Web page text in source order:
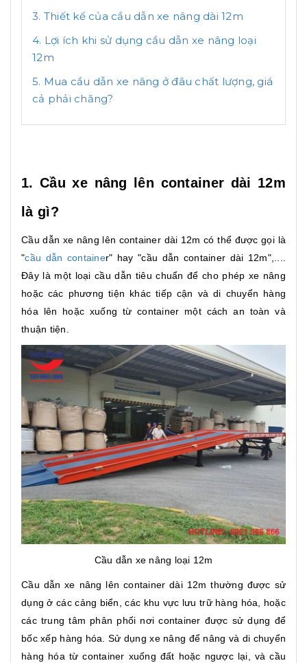
3. Thiết kế của cầu dẫn xe nâng dài 12m
4. Lợi ích khi sử dụng cầu dẫn xe nâng loại
12m
5. Mua cầu dẫn xe nâng ở đâu chất lượng, giá
cả phải chăng?
1. Cầu xe nâng lên container dài 12m
là gì?
Cầu dẫn xe nâng lên container dài 12m có thể được gọi là
"cầu dẫn container" hay "cầu dẫn container dài 12m",....
Đây là một loại cầu dẫn tiêu chuẩn để cho phép xe nâng
hoặc các phương tiện khác tiếp cận và di chuyển hàng
hóa lên hoặc xuống từ container một cách an toàn và
thuận tiện.
Cầu dẫn xe nâng loại 12m
Cầu dẫn xe nâng lên container dài 12m thường được sử
dụng ở các cảng biển, các khu vực lưu trữ hàng hóa, hoặc
các trung tâm phân phối nơi container được sử dụng để
bốc xếp hàng hóa. Sử dụng xe nâng để nâng và di chuyển
hàng hóa từ container xuống đất hoặc ngược lại, và cầu